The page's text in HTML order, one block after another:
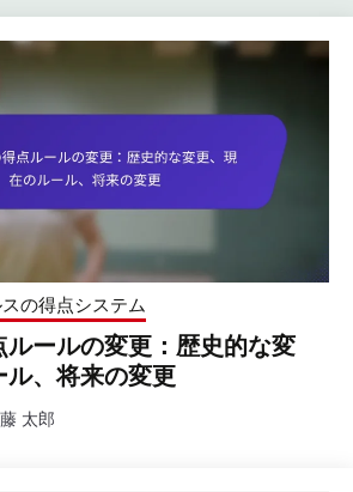
の得点システム
ルールの変更：歴史的な変
、将来の変更
太郎